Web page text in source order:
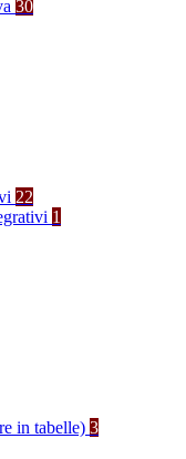
30
22
1
in tabelle) 3